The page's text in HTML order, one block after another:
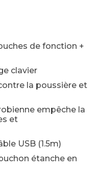
de fonction +
clavier
la poussière et
empêche la
et
USB (1.5m)
étanche en